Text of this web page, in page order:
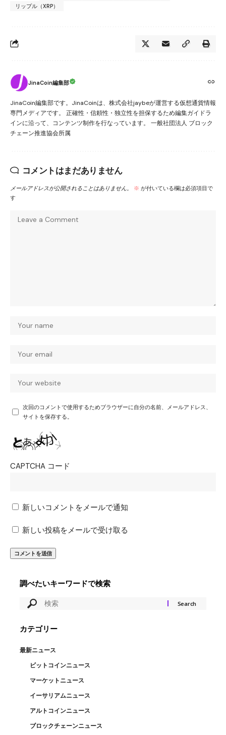
リップル（XRP）
JinaCoin編集部
JinaCoin編集部です。JinaCoinは、株式会社jaybeが運営する仮想通貨情報
専門メディアです。 正確性・信頼性・独立性を担保するため編集ガイドラ
インに沿って、コンテンツ制作を行なっています。 一般社団法人 ブロック
チェーン推進協会所属
コメントはまだありません
メールアドレスが公開されることはありません。 ※ が付いている欄は必須項目で
す
次回のコメントで使用するためブラウザーに自分の名前、メールアドレス、
サイトを保存する。
CAPTCHA コード
新しいコメントをメールで通知
新しい投稿をメールで受け取る
調べたいキーワードで検索
カテゴリー
最新ニュース
ビットコインニュース
マーケットニュース
イーサリアムニュース
アルトコインニュース
ブロックチェーンニュース